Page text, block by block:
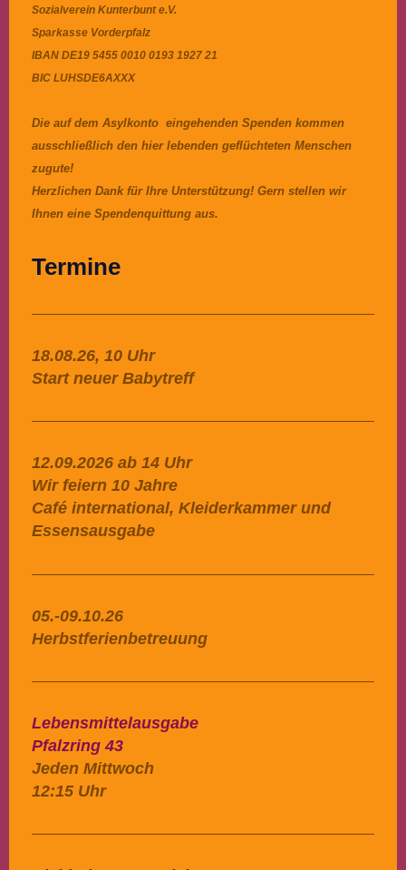
Sozialverein Kunterbunt e.V.
Sparkasse Vorderpfalz
IBAN DE19 5455 0010 0193 1927 21
BIC LUHSDE6AXXX
Die auf dem Asylkonto eingehenden Spenden kommen
ausschließlich den hier lebenden geflüchteten Menschen
zugute!
Herzlichen Dank für Ihre Unterstützung! Gern stellen wir
Ihnen eine Spendenquittung aus.
Termine
18.08.26, 10 Uhr
Start neuer Babytreff
12.09.2026 ab 14 Uhr
Wir feiern 10 Jahre
Café international, Kleiderkammer und
Essensausgabe
05.-09.10.26
Herbstferienbetreuung
Lebensmittelausgabe
Pfalzring 43
Jeden Mittwoch
12:15 Uhr